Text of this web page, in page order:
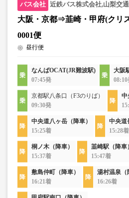
近鉄バス株式会社,山梨交
大阪・京都⇒韮崎・甲府(クリ
0001便
昼行便
なんばOCAT(JR難波駅)
07:45発
大阪
08:10
京都駅八条口（F3のりば）
09:30発
中
中央道八ヶ岳（降車）
15:25着
中央道
15:28着
桐ノ木（降車）
15:37着
韮崎駅（降車）
15:47着
敷島仲町（降車）
16:21着
湯村温泉（
16:26着